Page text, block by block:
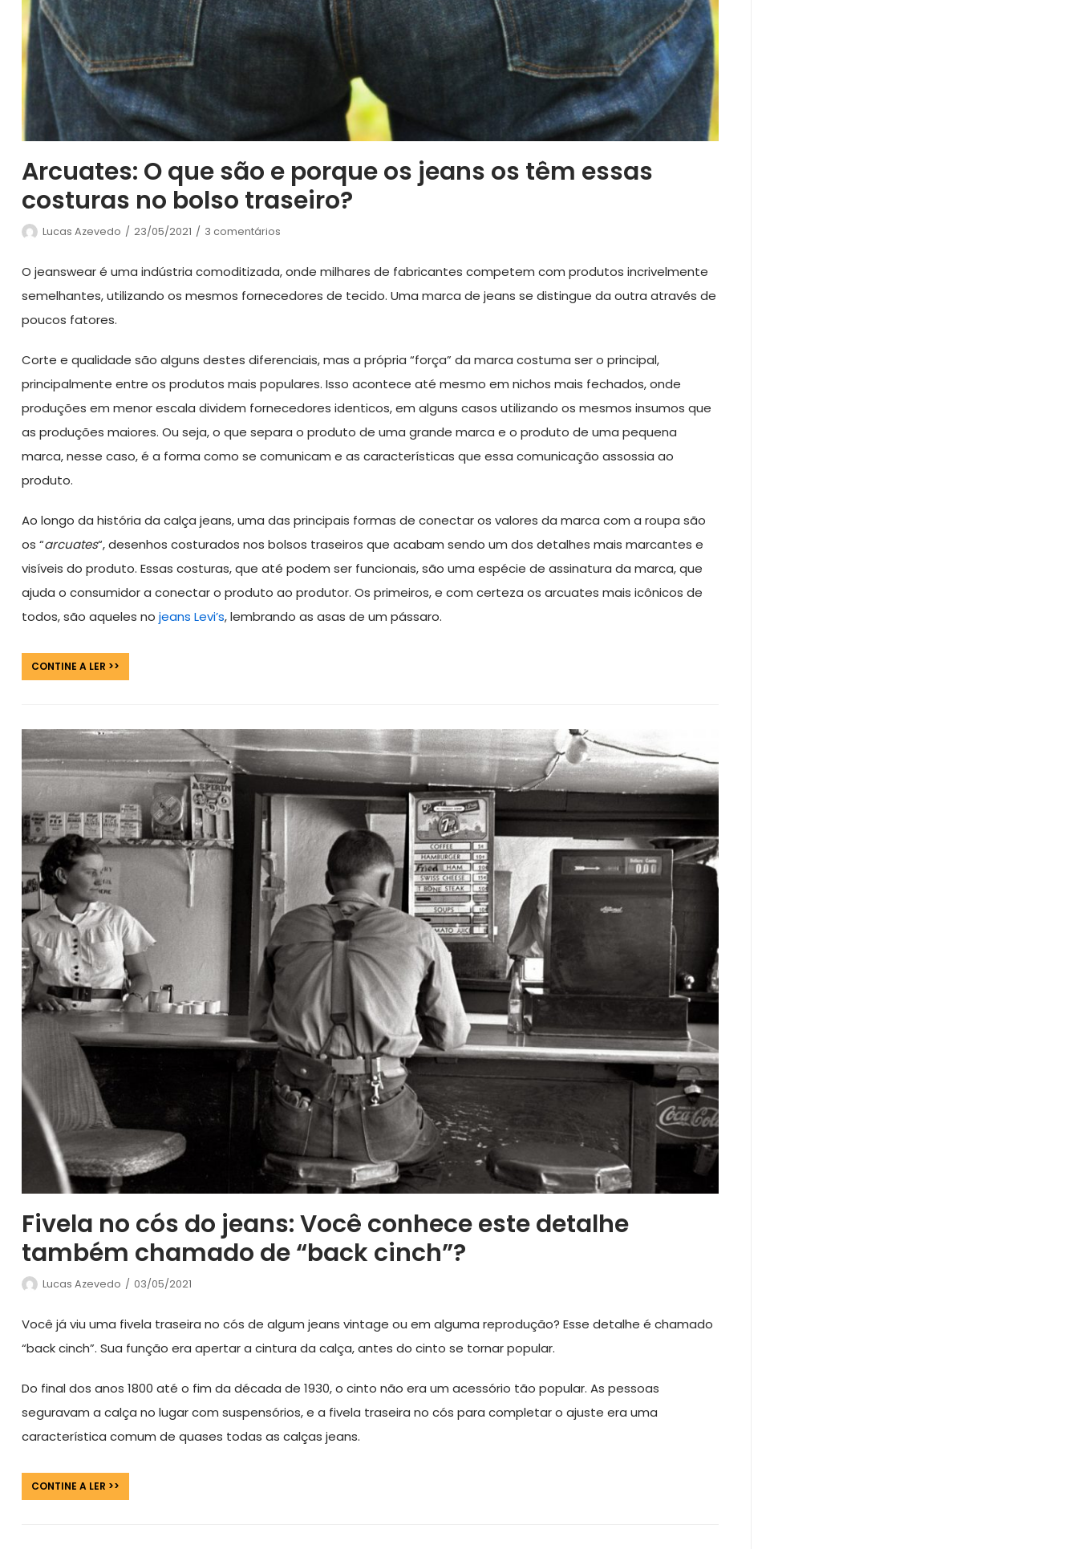
Arcuates: O que são e porque os jeans os têm essas
costuras no bolso traseiro?
Lucas Azevedo 23/05/2021 3 comentários
O jeanswear é uma indústria comoditizada, onde milhares de fabricantes competem com produtos incrivelmente
semelhantes, utilizando os mesmos fornecedores de tecido. Uma marca de jeans se distingue da outra através de
poucos fatores.
Corte e qualidade são alguns destes diferenciais, mas a própria “força” da marca costuma ser o principal,
principalmente entre os produtos mais populares. Isso acontece até mesmo em nichos mais fechados, onde
produções em menor escala dividem fornecedores identicos, em alguns casos utilizando os mesmos insumos que
as produções maiores. Ou seja, o que separa o produto de uma grande marca e o produto de uma pequena
marca, nesse caso, é a forma como se comunicam e as características que essa comunicação assossia ao
produto.
Ao longo da história da calça jeans, uma das principais formas de conectar os valores da marca com a roupa são
os “arcuates“, desenhos costurados nos bolsos traseiros que acabam sendo um dos detalhes mais marcantes e
visíveis do produto. Essas costuras, que até podem ser funcionais, são uma espécie de assinatura da marca, que
ajuda o consumidor a conectar o produto ao produtor. Os primeiros, e com certeza os arcuates mais icônicos de
todos, são aqueles no jeans Levi’s, lembrando as asas de um pássaro.
CONTINE A LER >>
Fivela no cós do jeans: Você conhece este detalhe
também chamado de “back cinch”?
Lucas Azevedo 03/05/2021
Você já viu uma fivela traseira no cós de algum jeans vintage ou em alguma reprodução? Esse detalhe é chamado
“back cinch”. Sua função era apertar a cintura da calça, antes do cinto se tornar popular.
Do final dos anos 1800 até o fim da década de 1930, o cinto não era um acessório tão popular. As pessoas
seguravam a calça no lugar com suspensórios, e a fivela traseira no cós para completar o ajuste era uma
característica comum de quases todas as calças jeans.
CONTINE A LER >>